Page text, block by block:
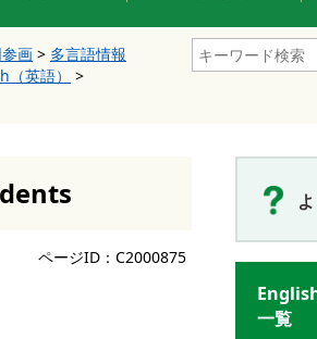
画 > 多言語情報
英語）
>
ページID：C2000875
一覧